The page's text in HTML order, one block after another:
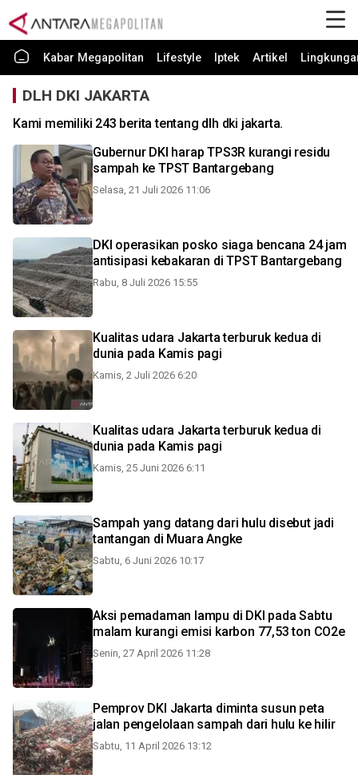
Kabar Megapolitan Lifestyle Iptek Artikel
DLH DKI JAKARTA
Kami memiliki 243 berita tentang dlh dki jakarta.
Gubernur DKI harap TPS3R kurangi residu
sampah ke TPST Bantargebang
Selasa, 21 Juli 2026 11:06
DKI operasikan posko siaga bencana 24 jam
antisipasi kebakaran di TPST Bantargebang
Rabu, 8 Juli 2026 15:55
Kualitas udara Jakarta terburuk kedua di
dunia pada Kamis pagi
Kamis, 2 Juli 2026 6:20
Kualitas udara Jakarta terburuk kedua di
dunia pada Kamis pagi
Kamis, 25 Juni 2026 6:11
Sampah yang datang dari hulu disebut jadi
tantangan di Muara Angke
Sabtu, 6 Juni 2026 10:17
Aksi pemadaman lampu di DKI pada Sabtu
malam kurangi emisi karbon 77,53 ton CO2e
Senin, 27 April 2026 11:28
Pemprov DKI Jakarta diminta susun peta
jalan pengelolaan sampah dari hulu ke hilir
Sabtu, 11 April 2026 13:12